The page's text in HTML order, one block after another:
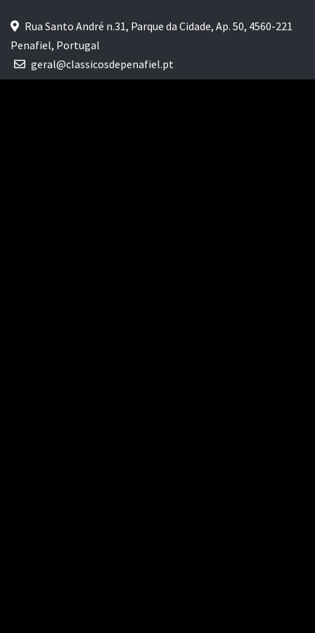
Rua Santo André n.31, Parque da Cidade, Ap. 50, 4560-221
Penafiel, Portugal
geral@classicosdepenafiel.pt